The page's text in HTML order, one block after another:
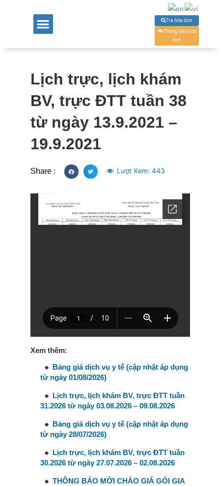
Tra hóa đơn
Thông báo hóa
đơn
Lịch trực, lịch khám
BV, trực ĐTT tuần 38
từ ngày 13.9.2021 –
19.9.2021
Share : Lượt Xem: 443
Xem thêm:
Bảng giá dịch vụ y tế (cập nhật áp dụng
từ ngày 01/08/2026)
Lịch trực, lịch khám BV, trực ĐTT tuần
31.2026 từ ngày 03.08.2026 – 09.08.2026
Bảng giá dịch vụ y tế (cập nhật áp dụng
từ ngày 28/07/2026)
Lịch trực, lịch khám BV, trực ĐTT tuần
30.2026 từ ngày 27.07.2026 – 02.08.2026
THÔNG BÁO MỜI CHÀO GIÁ GÓI GIA